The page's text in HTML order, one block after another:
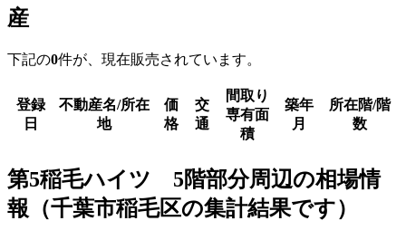
産
下記の0件が、現在販売されています。
登録
日
不動産名/所在
地
価
格
交
通
間取り
専有面
積
築年
月
所在階/階
数
第5稲毛ハイツ 5階部分周辺の相場情
報（千葉市稲毛区の集計結果です）